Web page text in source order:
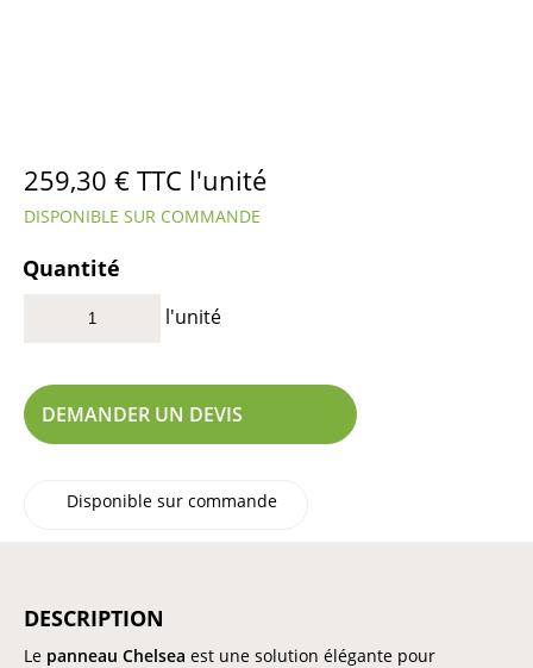
259,30 € TTC l'unité
DISPONIBLE SUR COMMANDE
Quantité
l'unité
DEMANDER UN DEVIS
Disponible sur commande
DESCRIPTION
Le panneau Chelsea est une solution élégante pour